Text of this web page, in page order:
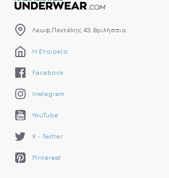
Λεωφ.Πεντέλης 43, Βριλήσσια
Η Εταιρεία
Facebook
Instagram
YouTube
X - Twitter
Pinterest